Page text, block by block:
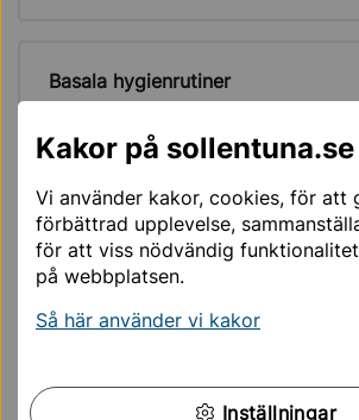
Kakor på sollentuna.se
Vi använder kakor, cookies, för att
förbättrad upplevelse,
för att viss nödvändig
på webbplatsen.
Så här använder vi kakor
Inställningar
Basala hygienrutiner
personer
Webbföreläsningar i palliativ vård